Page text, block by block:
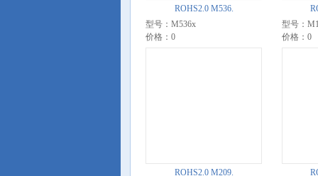
ROHS2.0 M536.
型号：M536x
价格：0
型号：
价格：0
ROHS2.0 M209.